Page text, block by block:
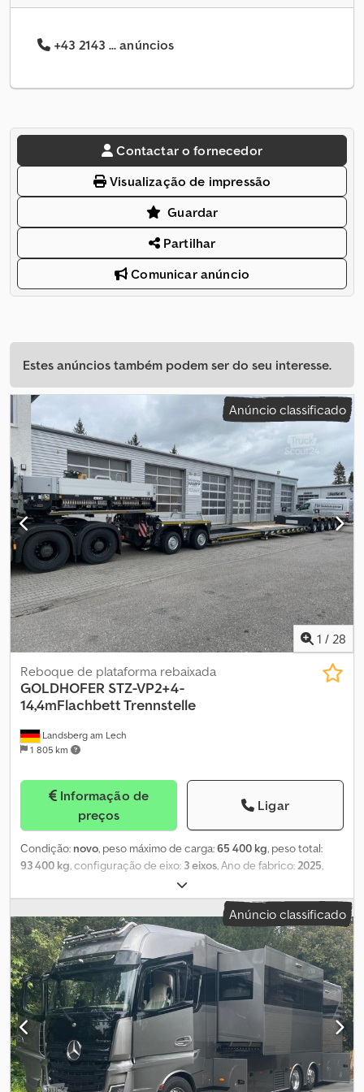
+43 2143 ... anúncios
Contactar o fornecedor
Visualização de impressão
Guardar
Partilhar
Comunicar anúncio
Estes anúncios também podem ser do seu interesse.
Anúncio classificado
1 / 28
Landsberg am Lech
1 805 km
Reboque de plataforma rebaixada
GOLDHOFER STZ-VP2+4-
14,4mFlachbett Trennstelle
Informação de
preços
Ligar
Condição: novo, peso máximo de carga:65 400 kg, peso total:
93 400 kg, configuração de eixo: 3 eixos, Ano de fabrico:2025,
Posição 1. Tipo STZ-VP 6 (245) (2+4) com eixos pendulares Os
dados técnicos indicados são válidos apenas quando utilizado um
trator 4 eixos com as seguintes especificações: Dimensão a: 5.400
mm Altura de acoplamento (carregado): 1.300 mm Pesos –
Velocidade 80 km/h Carga sobre a quinta roda: 22.000 kg Carga
por eixo: 6 x 12.000 kg Peso bruto admissível: 94.000 kg Peso
próprio aprox.: 29.600 kg Capacidade de carga aprox.: 64.400 kg
(dependendo do diagrama de carga/cálculo easyLOAD)
Dimensões Dimensão b: 18.765 mm Comprimento total do
conjunto: 24.165 mm Largura do veículo: – Pescoço de ganso
(compr. x larg.): 3.700 mm x 2.480 mm Altura da quinta roda
(carregado): 1.300 mm Raio de viragem dianteiro/traseiro: 1.370 mm
/ 2.735 mm Pino-rei: 3,5'' Trem dianteiro de 2 eixos Distância entre
Anúncio classificado